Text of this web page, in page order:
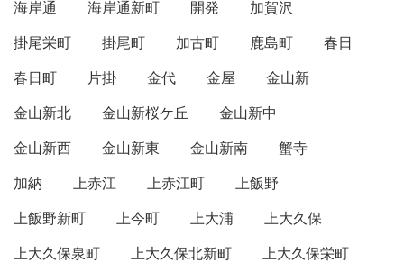
海岸通 海岸通新町 開発
加賀沢
掛尾栄町
掛尾町 加古町 鹿島町
春日
春日町
片掛 金代 金屋
金山新
金山新北
金山新桜ケ丘
金山新中
金山新西
金山新東 金山新南
蟹寺
加納
上赤江 上赤江町
上飯野
上飯野新町
上今町 上大浦
上大久保
上大久保泉町
上大久保北新町
上大久保栄町